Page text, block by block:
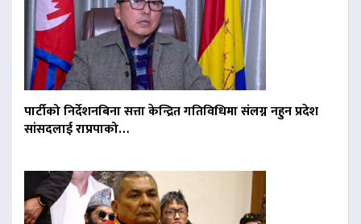
पार्टीको निर्देशनबिना सत्ता केन्द्रित गतिविधिमा संलग्न नहुन प्रदेश
सांसदलाई राप्रपाको…